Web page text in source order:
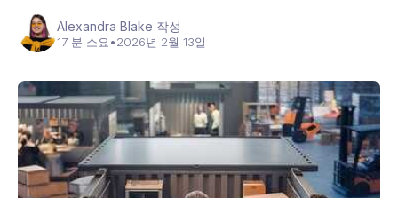
Alexandra Blake 작성
17 분 소요 •2026년 2월 13일